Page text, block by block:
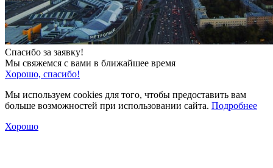
Спасибо за заявку!
Мы свяжемся с вами в ближайшее время
Хорошо, спасибо!
Мы используем cookies для того, чтобы предоставить вам
больше возможностей при использовании сайта. Подробнее
Хорошо